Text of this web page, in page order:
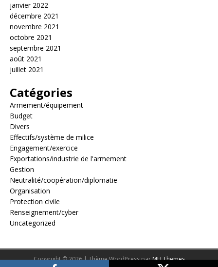
janvier 2022
décembre 2021
novembre 2021
octobre 2021
septembre 2021
août 2021
juillet 2021
Catégories
Armement/équipement
Budget
Divers
Effectifs/système de milice
Engagement/exercice
Exportations/industrie de l'armement
Gestion
Neutralité/coopération/diplomatie
Organisation
Protection civile
Renseignement/cyber
Uncategorized
Copyright © 2026 | Thème WordPress parMH Themes